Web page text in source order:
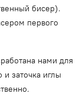
бисер).
первого
нами для
заточка иглы